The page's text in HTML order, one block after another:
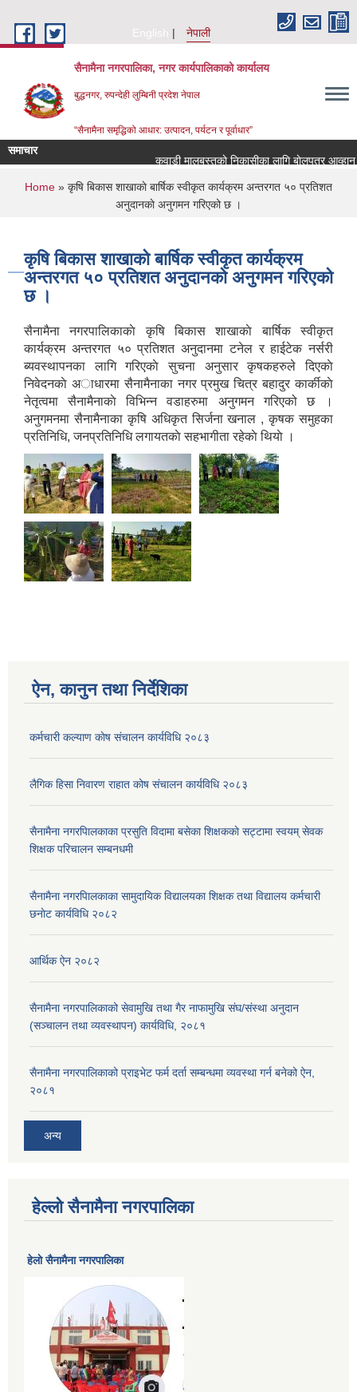
English
नेपाली
सैनामैना नगरपालिका, नगर कार्यपालिकाको कार्यालय
बुद्धनगर, रुपन्देही लुम्बिनी प्रदेश नेपाल
“सैनामैना समृद्धिको आधार: उत्पादन, पर्यटन र पूर्वाधार”
समाचार
कवाडी मालबस्तुकाे निकासीका लागि बाेलपत्र आव्हान
You are here
Home » कृषि बिकास शाखाकाे बार्षिक स्वीकृत कार्यक्रम अन्तरगत ५० प्रतिशत
अनुदानकाे अनुगमन गरिएको छ ।
कृषि बिकास शाखाकाे बार्षिक स्वीकृत कार्यक्रम
अन्तरगत ५० प्रतिशत अनुदानकाे अनुगमन गरिएको
छ ।
सैनामैना नगरपालिकाकाे कृषि बिकास शाखाकाे बार्षिक स्वीकृत
कार्यक्रम अन्तरगत ५० प्रतिशत अनुदानमा टनेल र हाईटेक नर्सरी
ब्यवस्थापनका लागि गरिएकाे सुचना अनुसार कृषकहरुले दिएकाे
निवेदनकाे अाधारमा सैनामैनाका नगर प्रमुख चित्र बहादुर कार्कीकाे
नेतृत्वमा सैनामैनाकाे विभिन्न वडाहरुमा अनुगमन गरिएको छ ।
अनुगमनमा सैनामैनाका कृषि अधिकृत सिर्जना खनाल , कृषक समुहका
प्रतिनिधि, जनप्रतिनिधि लगायतकाे सहभागीता रहेकाे थियाे ।
ऐन, कानुन तथा निर्देशिका
कर्मचारी कल्याण काेष संचालन कार्यविधि २०८३
लैगिक हिसा निवारण राहात कोष संचालन कार्यविधि २०८३
सैनामैना नगरपािलकाका प्रसुति विदामा बसेका शिक्षककाे सट्टामा स्वयम् सेवक
शिक्षक परिचालन सम्बनधमी
सैनामैना नगरपािलकाका सामुदायिक विद्यालयका शिक्षक तथा विद्यालय कर्मचारी
छनाेट कार्यविधि २०८२
आर्थिक ऐन २०८२
सैनामैना नगरपालिकाको सेवामुखि तथा गैर नाफामुखि संघ/संस्था अनुदान
(सञ्चालन तथा व्यवस्थापन) कार्यविधि, २०८१
सैनामैना नगरपालिकाको प्राइभेट फर्म दर्ता सम्बन्धमा व्यवस्था गर्न बनेको ऐन,
२०८१
अन्य
हेल्लो सैनामैना नगरपालिका
हेलाे सैनामैना नगरपालिका